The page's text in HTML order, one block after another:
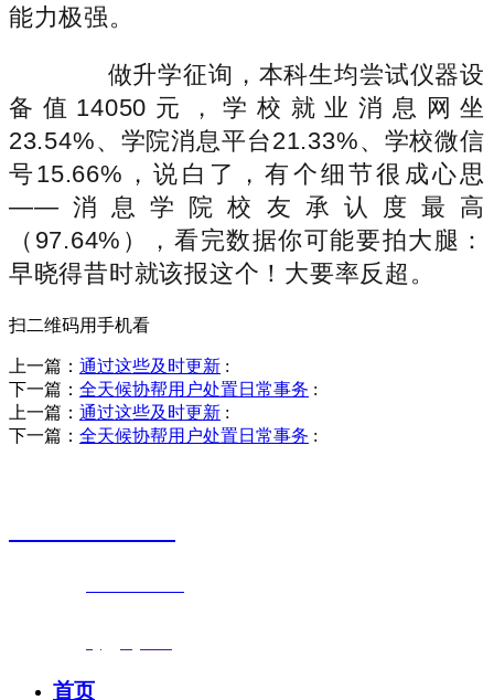
能力极强。
做升学征询，本科生均尝试仪器设
备值14050元，学校就业消息网坐
23.54%、学院消息平台21.33%、学校微信
号15.66%，说白了，有个细节很成心思
——消息学院校友承认度最高
（97.64%），看完数据你可能要拍大腿：
早晓得昔时就该报这个！大要率反超。
扫二维码用手机看
上一篇： 通过这些及时更新 :
下一篇： 全天候协帮用户处置日常事务 :
上一篇： 通过这些及时更新 :
下一篇： 全天候协帮用户处置日常事务 :
首页